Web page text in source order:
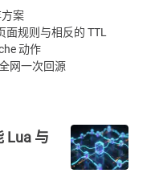
案
面规则与相反的 TTL
动作
网一次回源
Lua 与